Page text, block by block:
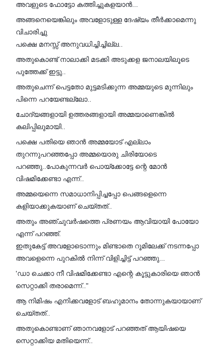
അവളുടെ ഫോട്ടോ കത്തിച്ചുകളയാൻ...
അങ്ങനെയെങ്കിലും അവളോടുള്ള ദേഷ്യം തീർക്കാമെന്നു
വിചാരിച്ചു
പക്ഷെ മനസ്സ് അനുവധിച്ചിച്ചില്ല..
അതുകൊണ്ട് നാലാക്കി മടക്കി അടുക്കള ജനാലയിലൂടെ
പുത്തേക്ക് ഇട്ടു..
അതുചെന്ന് പെട്ടതോ മുട്ടമടിക്കുന്ന അമ്മയുടെ മുന്നിലും
പിന്നെ പറയേണ്ടല്ലോ..
ചോദ്യങ്ങളായി ഉത്തരങ്ങളായി അമ്മയാണെങ്കിൽ
കലിപ്പിലുമായി..
പക്ഷെ പതിയെ ഞാൻ അമ്മയോട് എല്ലാം
തുറന്നുപറഞ്ഞപ്പോ അമ്മയൊരു ചിരിയോടെ
പറഞ്ഞു..പോകുന്നവർ പൊയ്ക്കോട്ടേ ന്റെ മോൻ
വിഷമിക്കേണ്ടാ എന്ന്..
അമ്മയെന്നെ സമാധാനിപ്പിച്ചപ്പോ പെങ്ങളെന്നെ
കളിയാക്കുകയാണ് ചെയ്തത്..
അതും അഞ്ചുവർഷത്തെ പ്രണയം ആവിയായി പോയോ
എന്ന് പറഞ്ഞ്.
ഇതുകേട്ട് അവളോടൊന്നും മിണ്ടാതെ റൂമിലേക്ക് നടന്നപ്പോ
അവളെന്നെ പുറകിൽ നിന്ന് വിളിച്ചിട്ട് പറഞ്ഞു...
'ഡാ ചെക്കാ നീ വിഷമിക്കേണ്ടാ എന്റെ കൂട്ടുകാരിയെ ഞാൻ
സെറ്റാക്കി തരാമെന്ന്.."
ആ നിമിഷം എനിക്കവളോട് ബഹുമാനം തോന്നുകയായാണ്
ചെയ്തത്..
അതുകൊണ്ടാണ് ഞാനവളോട് പറഞ്ഞത് ആയിഷയെ
സെറ്റാക്കിയ മതിയെന്ന്..